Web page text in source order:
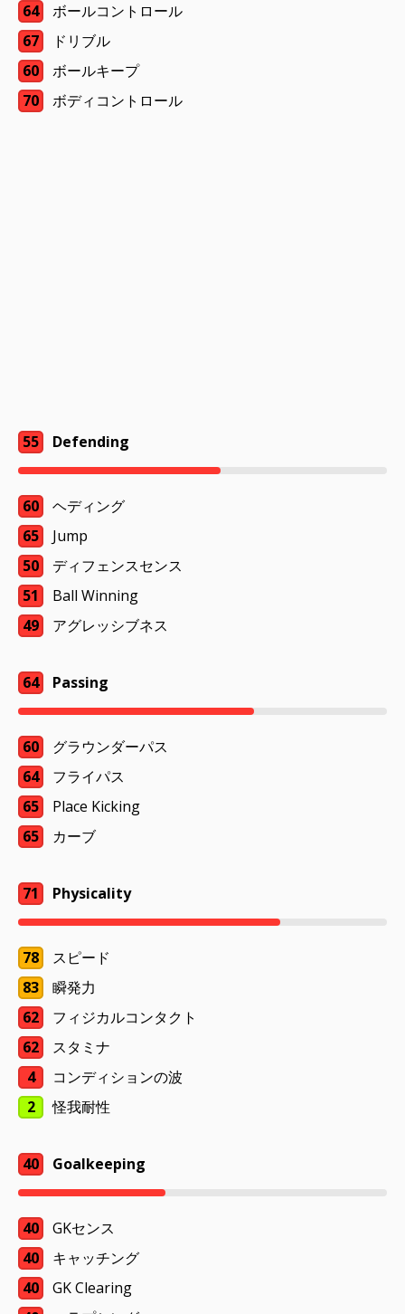
64
ボールコントロール
67
ドリブル
60
ボールキープ
70
ボディコントロール
55 Defending
60
ヘディング
65
Jump
50
ディフェンスセンス
51
Ball Winning
49
アグレッシブネス
64 Passing
60
グラウンダーパス
64
フライパス
65
Place Kicking
65
カーブ
71 Physicality
78
スピード
83
瞬発力
62
フィジカルコンタクト
62
スタミナ
4
コンディションの波
2
怪我耐性
40 Goalkeeping
40
GKセンス
40
キャッチング
40
GK Clearing